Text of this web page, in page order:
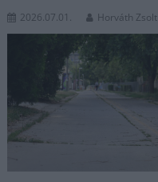
2026.07.01. Horváth Zsolt